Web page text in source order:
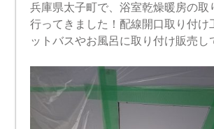
兵庫県太子町で、浴室乾燥暖房の取
行ってきました！配線開口取り付け
ットバスやお風呂に取り付け販売し